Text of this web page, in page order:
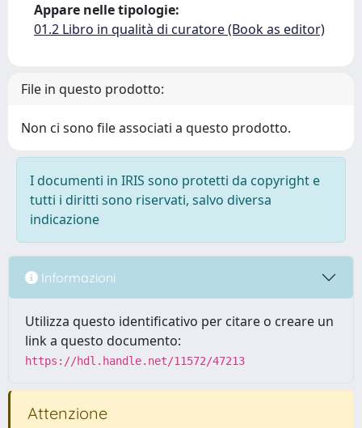
Appare nelle tipologie:
01.2 Libro in qualità di curatore (Book as editor)
File in questo prodotto:
Non ci sono file associati a questo prodotto.
I documenti in IRIS sono protetti da copyright e
tutti i diritti sono riservati, salvo diversa
indicazione
Informazioni
Utilizza questo identificativo per citare o creare un
link a questo documento:
https://hdl.handle.net/11572/47213
Attenzione